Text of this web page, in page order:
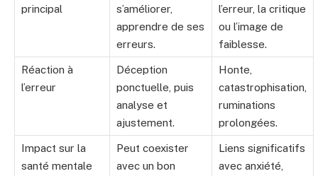
principal
s’améliorer,
apprendre de ses
erreurs.
l’erreur, la critique
ou l’image de
faiblesse.
Réaction à
l’erreur
Déception
ponctuelle, puis
analyse et
ajustement.
Honte,
catastrophisation,
ruminations
prolongées.
Impact sur la
santé mentale
Peut coexister
avec un bon
Liens significatifs
avec anxiété,